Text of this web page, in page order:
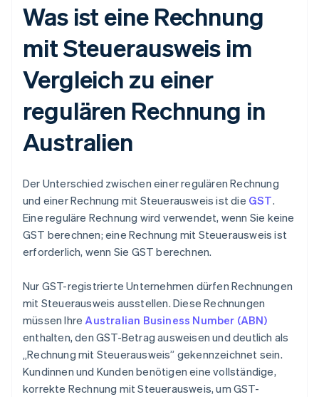
Was ist eine Rechnung
mit Steuerausweis im
Vergleich zu einer
regulären Rechnung in
Australien
Der Unterschied zwischen einer regulären Rechnung
und einer Rechnung mit Steuerausweis ist die GST.
Eine reguläre Rechnung wird verwendet, wenn Sie keine
GST berechnen; eine Rechnung mit Steuerausweis ist
erforderlich, wenn Sie GST berechnen.
Nur GST-registrierte Unternehmen dürfen Rechnungen
mit Steuerausweis ausstellen. Diese Rechnungen
müssen IhreAustralian Business Number (ABN)
enthalten, den GST-Betrag ausweisen und deutlich als
„Rechnung mit Steuerausweis” gekennzeichnet sein.
Kundinnen und Kunden benötigen eine vollständige,
korrekte Rechnung mit Steuerausweis, um GST-